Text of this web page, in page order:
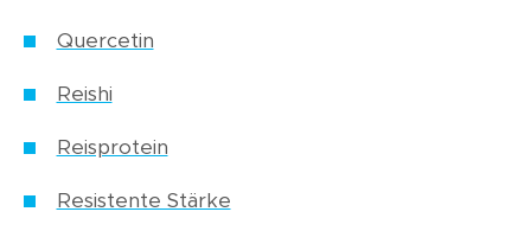
Quercetin
Reishi
Reisprotein
Resistente Stärke